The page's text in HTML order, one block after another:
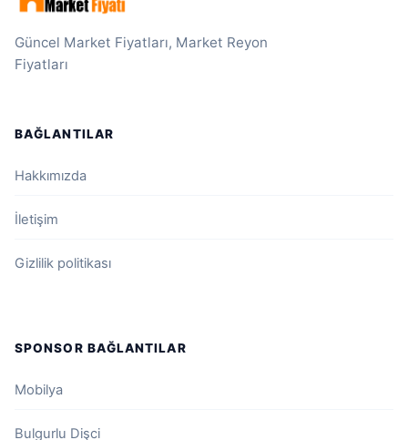
Güncel Market Fiyatları, Market Reyon
Fiyatları
BAĞLANTILAR
Hakkımızda
İletişim
Gizlilik politikası
SPONSOR BAĞLANTILAR
Mobilya
Bulgurlu Dişci